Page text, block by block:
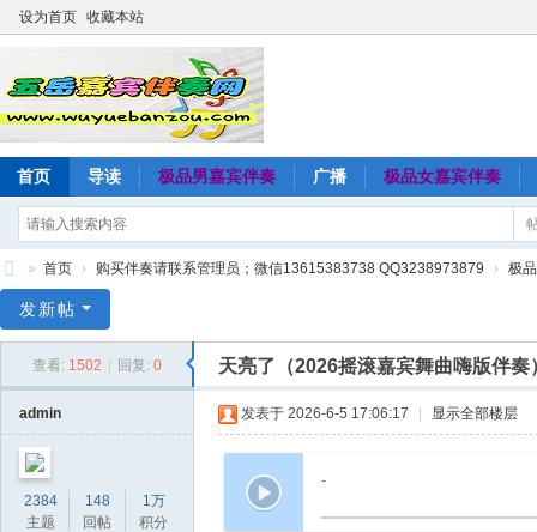
设为首页 收藏本站
首页 导读 极品男嘉宾伴奏 广播 极品女嘉宾伴奏
岳
» 首页 › 购买伴奏请联系管理员；微信13615383738 QQ3238973879 › 极
发新帖
查看: 1502 回复: 0 天亮了（2026摇滚嘉宾舞曲嗨版伴奏
admin
2384
主题
148
回帖
1万
积分
发表于 2026-6-5 17:06:17 显示全部楼层
-